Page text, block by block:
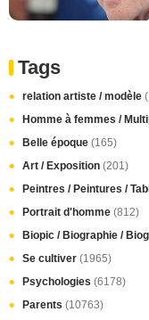
Tags
relation artiste / modèle
Homme à femmes /
Belle époque (165)
Art / Exposition (201)
Peintres / Peintures /
Portrait d'homme (812)
Biopic / Biographie /
Se cultiver (1965)
Psychologies (6178)
Parents (10763)